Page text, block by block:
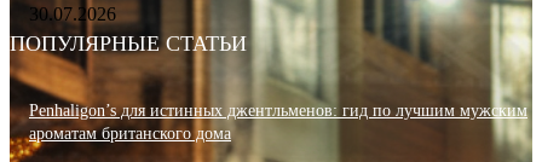
30.07.2026
ПОПУЛЯРНЫЕ СТАТЬИ
Penhaligon’s для истинных джентльменов: гид по лучшим мужским
ароматам британского дома